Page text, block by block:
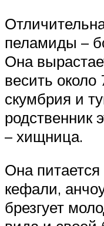
пеламиды –
Она
весить около
скумбрия и
родственник
– хищница.
Она
кефали,
брезгует